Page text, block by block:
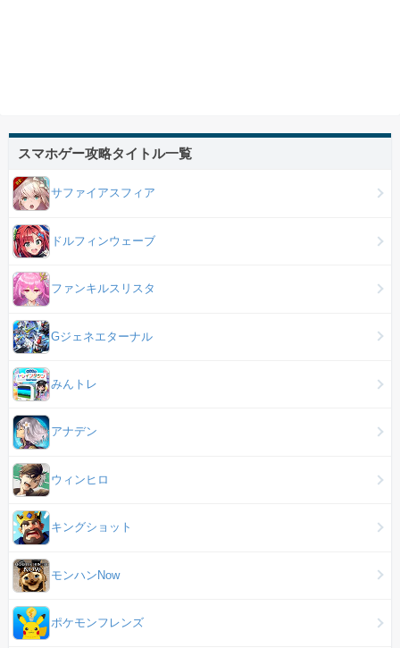
スマホゲー攻略タイトル一覧
サファイアスフィア
ドルフィンウェーブ
ファンキルスリスタ
Gジェネエターナル
みんトレ
アナデン
ウィンヒロ
キングショット
モンハンNow
ポケモンフレンズ